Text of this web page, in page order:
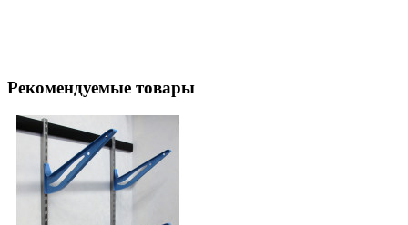
Рекомендуемые товары